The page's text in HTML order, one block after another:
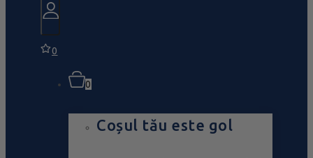
0
0
Coșul tău este gol